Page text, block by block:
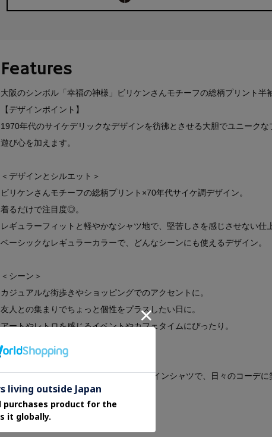
Features
大阪のシンボル「幸福の神様」ビリケンさんモチーフの総柄プリント半
【デザインポイント】
1970年代のサイケデリックなデザインを彷彿とさせる大胆でユニーク
遊び心を加えます。
＜デザインとシルエット＞
ビリケンさんモチーフの総柄プリント×70年代サイケ調デザイン。
着るだけで注目度◎。
レギュラーフィットと軽やかなシャツ地で、堅苦しさを感じさせない仕
ベーシックなレギュラーカラーで、どんなシーンにも使えるデザイン。
＜シーン＞
カジュアルな街歩きやショッピングでのアクセントに。
友人との集まりでちょっと個性をプラスしたい日に。
アートやレトロを感じるイベントやカフェタイムにぴったり。
1970年代の懐かしさと遊び心溢れるデザインシャツで、日々のコーデに
せんか？